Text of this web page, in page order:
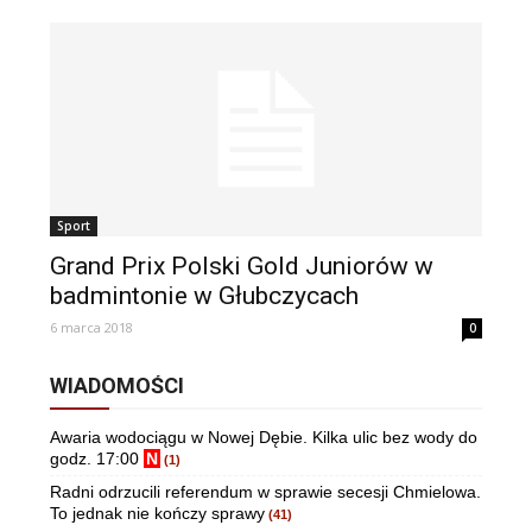
Sport
Grand Prix Polski Gold Juniorów w
badmintonie w Głubczycach
6 marca 2018 0
WIADOMOŚCI
Awaria wodociągu w Nowej Dębie. Kilka ulic bez wody do
godz. 17:00 N (1)
Radni odrzucili referendum w sprawie secesji Chmielowa.
To jednak nie kończy sprawy (41)